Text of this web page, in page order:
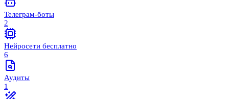
Телеграм-боты
2
Нейросети бесплатно
6
Аудиты
1